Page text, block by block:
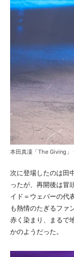
本田真凜「The Giving
次に登場したのは田
ったが、再開後は冒
イド＝ウェバーの代
も熱情のたぎるファ
赤く染まり、まるで
かのようだった。